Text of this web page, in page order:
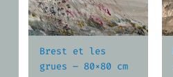
Brest et les
grues – 80×80 cm